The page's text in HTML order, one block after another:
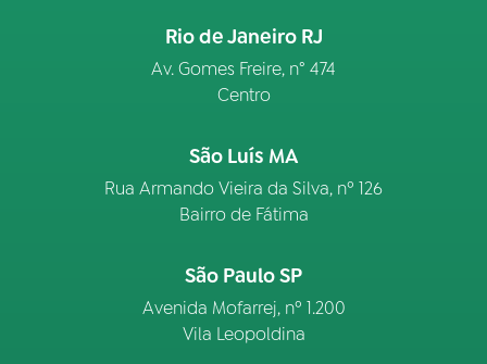
Rio de Janeiro RJ
Av. Gomes Freire, n° 474
Centro
São Luís MA
Rua Armando Vieira da Silva, nº 126
Bairro de Fátima
São Paulo SP
Avenida Mofarrej, nº 1.200
Vila Leopoldina